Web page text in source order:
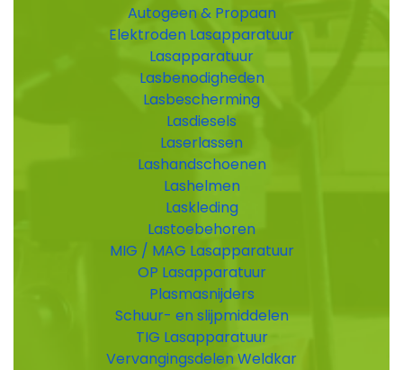
Autogeen & Propaan
Elektroden Lasapparatuur
Lasapparatuur
Lasbenodigheden
Lasbescherming
Lasdiesels
Laserlassen
Lashandschoenen
Lashelmen
Laskleding
Lastoebehoren
MIG / MAG Lasapparatuur
OP Lasapparatuur
Plasmasnijders
Schuur- en slijpmiddelen
TIG Lasapparatuur
Vervangingsdelen Weldkar